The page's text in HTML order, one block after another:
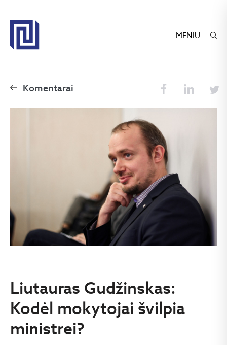
MENIU
Komentarai
Liutauras Gudžinskas:
Kodėl mokytojai švilpia
ministrei?